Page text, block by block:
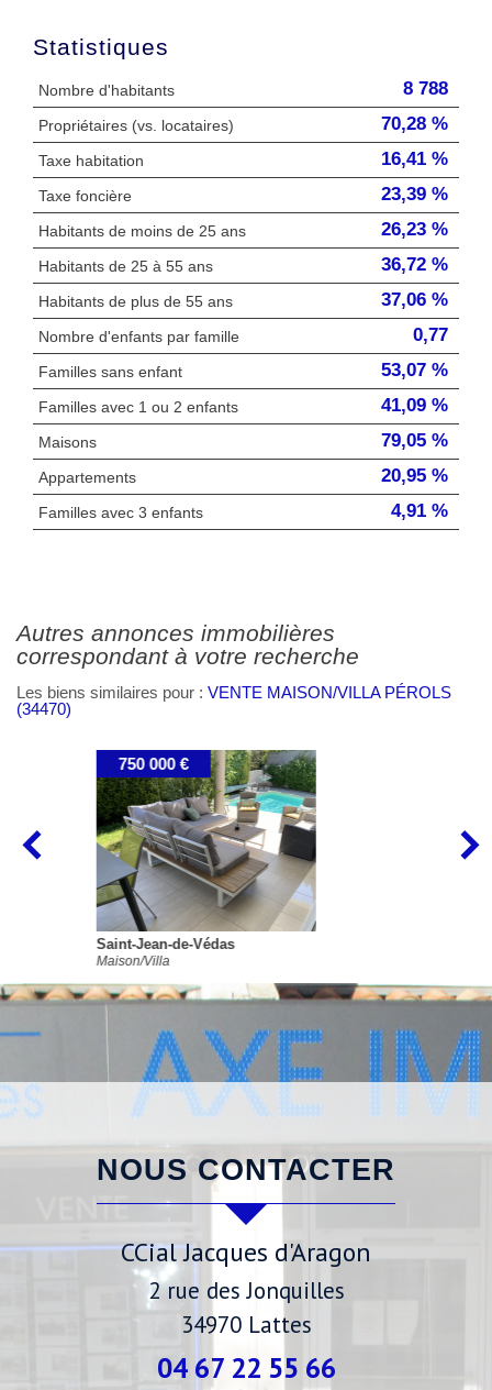
Statistiques
Nombre d'habitants 8 788
Propriétaires (vs. locataires) 70,28 %
Taxe habitation 16,41 %
Taxe foncière 23,39 %
Habitants de moins de 25 ans 26,23 %
Habitants de 25 à 55 ans 36,72 %
Habitants de plus de 55 ans 37,06 %
Nombre d'enfants par famille 0,77
Familles sans enfant 53,07 %
Familles avec 1 ou 2 enfants 41,09 %
Maisons 79,05 %
Appartements 20,95 %
Familles avec 3 enfants 4,91 %
autres annonces immobilières
correspondant à votre recherche
Les biens similaires pour : VENTE MAISON/VILLA PÉROLS
(34470)
630 000 €
Lattes
Maison/Villa
NOUS CONTACTER
CCial Jacques d'Aragon
2 rue des Jonquilles
34970 Lattes
04 67 22 55 66